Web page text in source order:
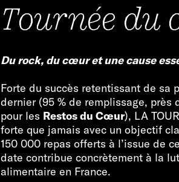
Tournée du
Du rock, du cœur et une cause
Forte du succès retentissant de sa
dernier (95 % de remplissage, près
pour les Restos du Cœur), LA
forte que jamais avec un objectif
150 000 repas offerts à l’issue de
date contribue concrètement à la
alimentaire en France.